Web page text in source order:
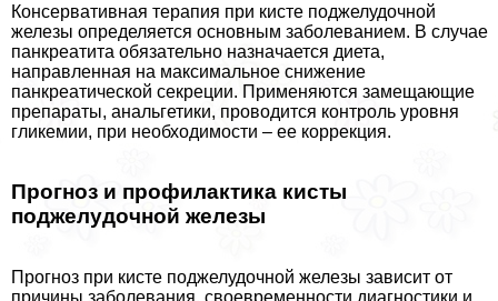
Консервативная терапия при кисте поджелудочной
железы определяется основным заболеванием. В случае
панкреатита обязательно назначается диета,
направленная на максимальное снижение
панкреатической секреции. Применяются замещающие
препараты, aнaльгетики, проводится контроль уровня
гликемии, при необходимости – ее коррекция.
Прогноз и профилактика кисты
поджелудочной железы
Прогноз при кисте поджелудочной железы зависит от